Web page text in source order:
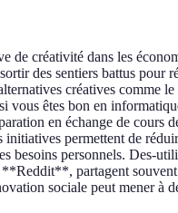
de créativité dans les
des sentiers battus pour
créatives comme
vous êtes bon en
en échange de cours
initiatives permettent de
besoins personnels. Des-
partagent souvent
sociale peut mener à